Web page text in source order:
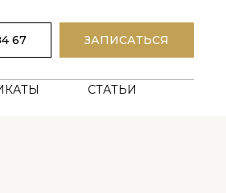
67 ЗАПИСАТЬСЯ
СТАТЬИ